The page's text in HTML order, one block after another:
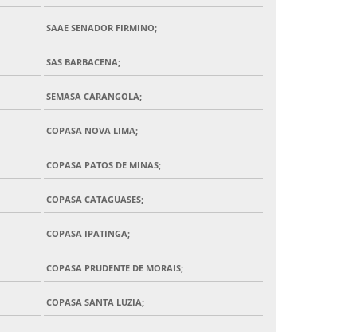
SAAE SENADOR FIRMINO;
SAS BARBACENA;
SEMASA CARANGOLA;
COPASA NOVA LIMA;
COPASA PATOS DE MINAS;
COPASA CATAGUASES;
COPASA IPATINGA;
COPASA PRUDENTE DE MORAIS;
COPASA SANTA LUZIA;